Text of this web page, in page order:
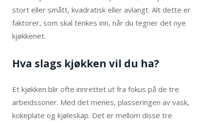
stort eller smått, kvadratisk eller avlangt. Alt dette er
faktorer, som skal tenkes inn, når du tegner det nye
kjøkkenet.
Hva slags kjøkken vil du ha?
Et kjøkken blir ofte innrettet ut fra fokus på de tre
arbeidssoner. Med det menes, plasseringen av vask,
kokeplate og kjøleskap. Det er mellom disse tre